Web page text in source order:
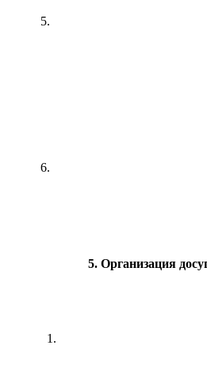
5.
6.
5. Организация
1.